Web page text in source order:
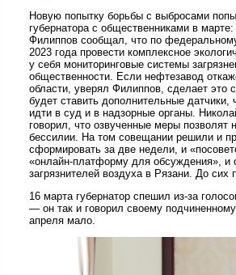
Новую попытку борьбы с выбросами
губернатора с общественниками в
Филиппов сообщал, что по
2023 года провести комплексное
у себя мониторинговые системы
общественности. Если нефтезавод
области, уверял Филиппов, сделает
будет ставить дополнительные
идти в суд и в надзорные органы.
говорил, что озвученные меры позволят
бессилии. На том совещании решили и
сформировать за две недели, и
«онлайн-платформу для обсуждения», и
загрязнителей воздуха в Рязани. До сих
16 марта губернатор спешил из-за
— он так и говорил своему
апреля мало.
soveshchanie.jpg